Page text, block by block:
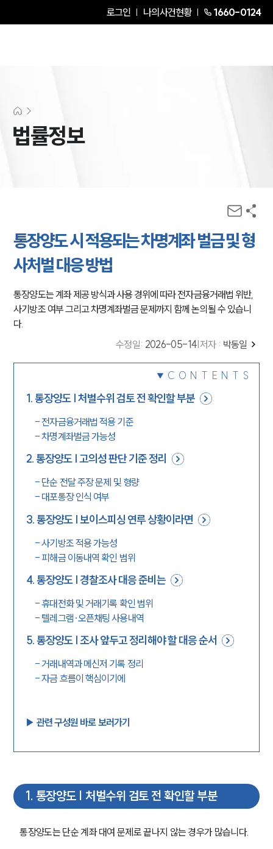
로그인 나의사건현황 1660-0124
법률정보
통장양도 시 적용되는 차명계좌 벌금 및 형
사처벌 대응 방법
통장양도는 계좌 제공 방식과 사용 경위에 따라 전자금융거래법 위반,
사기방조 여부 그리고 차명계좌벌금 문제까지 함께 논의될 수 있습니
다.
수정일: 2026-05-14 저자 : 박동일
CONTENTS
1.통장양도 | 처벌수위 검토 전 확인할 부분
- 전자금융거래법 적용 기준
-차명계좌벌금 가능성
2.통장양도 | 고의성 판단 기준 정리
- 단순 전달 주장 문제 및 형량
- 대포통장 인식 여부
3.통장양도 | 보이스피싱 연루 상황이라면
-사기방조 적용 가능성
- 피해금 이동내역 확인 범위
4.통장양도 | 경찰조사 대응 준비는
-휴대전화 및 거래기록 확인 범위
- 텔레그램·오픈채팅 사용내역
5.통장양도 | 조사 앞두고 정리해야 할 대응 순서
-거래내역과 메신저 기록 정리
-자금 흐름이 핵심이기에
▶︎ 관련 구성원 바로 보러가기
1 . 통장양도 | 처벌수위 검토 전 확인할 부분
통장양도는 단순 계좌 대여 문제로 끝나지 않는 경우가 많습니다.